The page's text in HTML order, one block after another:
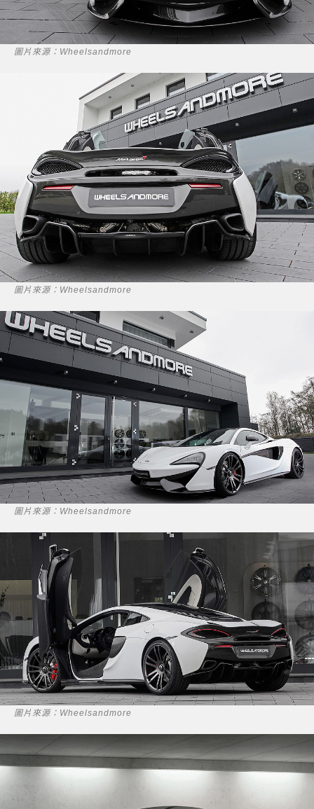
圖片來源：Wheelsandmore
圖片來源：Wheelsandmore
圖片來源：Wheelsandmore
圖片來源：Wheelsandmore